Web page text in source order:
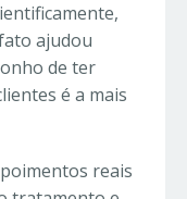
ajudou
de ter
é a mais
reais